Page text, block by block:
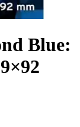
Blue: